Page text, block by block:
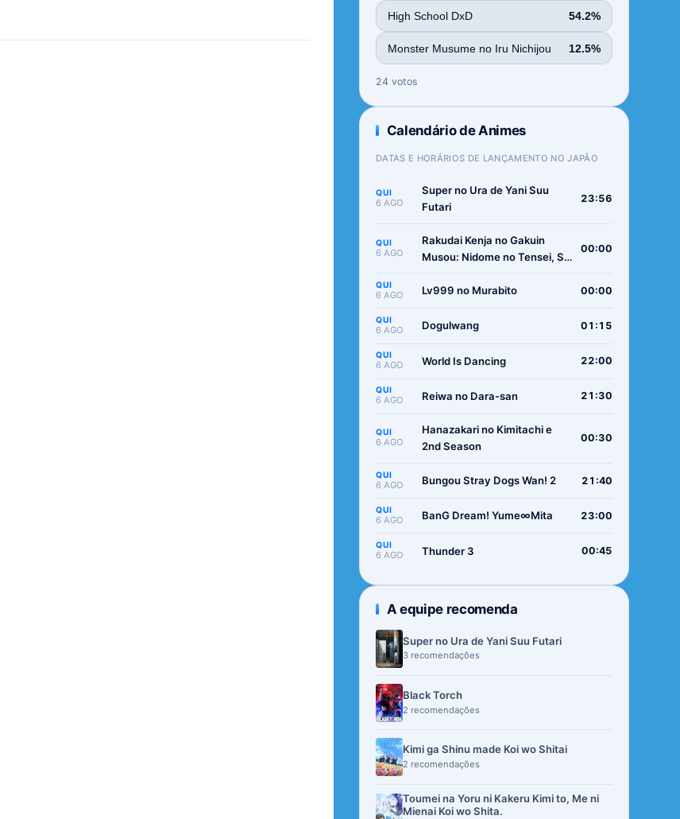
High School DxD 54.2%
Monster Musume no Iru Nichijou 12.5%
24 votos
Calendário de Animes
DATAS E HORÁRIOS DE LANÇAMENTO NO JAPÃO
QUI
6 AGO
Super no Ura de Yani Suu
Futari
23:56
QUI
6 AGO
Rakudai Kenja no Gakuin
Musou: Nidome no Tensei, S-
Boukenroku
00:00
QUI
6 AGO Lv999 no Murabito 00:00
QUI
6 AGO Dogulwang 01:15
QUI
6 AGO World Is Dancing 22:00
QUI
6 AGO Reiwa no Dara-san 21:30
QUI
6 AGO
Hanazakari no Kimitachi e
2nd Season
00:30
QUI
6 AGO Bungou Stray Dogs Wan! 2 21:40
QUI
6 AGO BanG Dream! Yume∞Mita 23:00
QUI
6 AGO Thunder 3 00:45
A equipe recomenda
Super no Ura de Yani Suu Futari
3 recomendações
Black Torch
2 recomendações
Kimi ga Shinu made Koi wo Shitai
2 recomendações
Toumei na Yoru ni Kakeru Kimi to, Me ni
Mienai Koi wo Shita.